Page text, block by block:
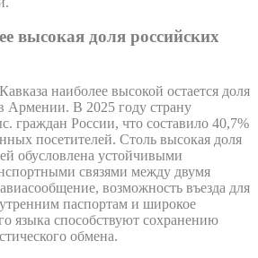
высокая доля российских
наиболее высокой остается доля
Армении. В 2025 году страну
граждан России, что составило 40,7%
посетителей. Столь высокая доля
обусловлена устойчивыми
связями между двумя
возможность въезда для
паспортам и широкое
языка способствуют сохранению
обмена.